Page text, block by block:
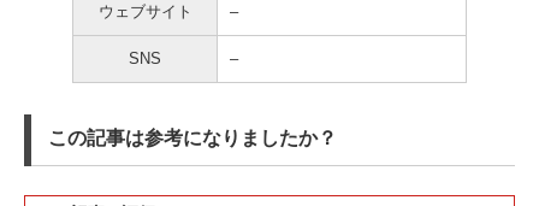
ウェブサイト –
SNS –
この記事は参考になりましたか？